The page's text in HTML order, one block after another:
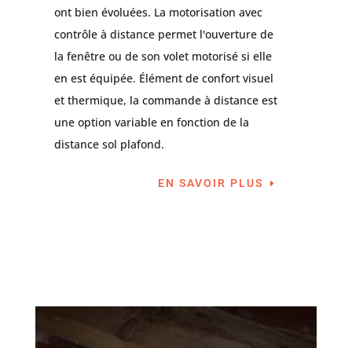
ont bien évoluées. La motorisation avec
contrôle à distance permet l'ouverture de
la fenêtre ou de son volet motorisé si elle
en est équipée. Élément de confort visuel
et thermique, la commande à distance est
une option variable en fonction de la
distance sol plafond.
EN SAVOIR PLUS